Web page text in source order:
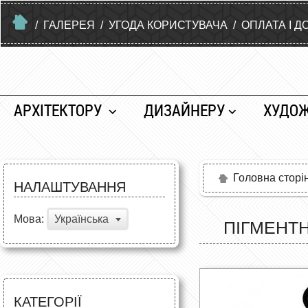
/ ГАЛЕРЕЯ / УГОДА КОРИСТУВАЧА / ОПЛАТА І
АРХІТЕКТОРУ ДИЗАЙНЕРУ
НАЛАШТУВАННЯ
Мова: Українська
КАТЕГОРІЇ
Головна